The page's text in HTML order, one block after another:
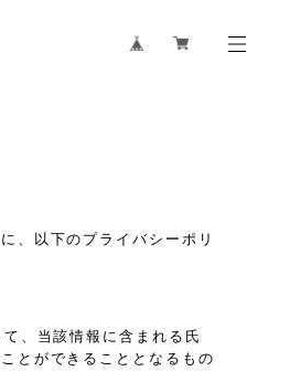
、以下のプライバシーポリ
、当該情報に含まれる氏
とができることとなるもの